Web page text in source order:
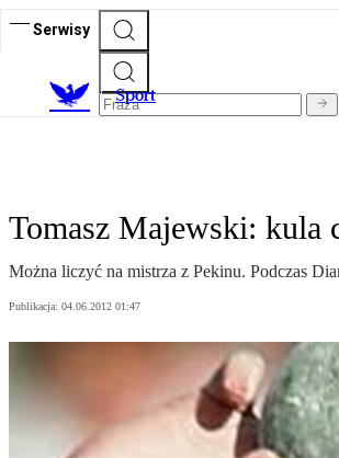
Serwisy
Sport
Tomasz Majewski: kula
Można liczyć na mistrza z Pekinu. Podczas
Publikacja: 04.06.2012 01:47